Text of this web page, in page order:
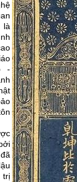
là
-
trị